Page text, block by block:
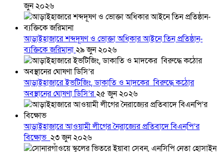
জুন ২০২৬
আড়াইহাজারে শব্দদূষণ ও ভোক্তা অধিকার আইনে তিন প্রতিষ্ঠান-
ব্যক্তিকে জরিমানা২৯ জুন ২০২৬
আড়াইহাজারে ইভটিজিং, ডাকাতি ও মাদকের বিরুদ্ধে কঠোর
অবস্থানের ঘোষণা ডিসি’র২৫ জুন ২০২৬
আড়াইহাজারে আওয়ামী লীগের নৈরাজ্যের প্রতিবাদে বিএনপি’র
বিক্ষোভ ২৩ জুন ২০২৬